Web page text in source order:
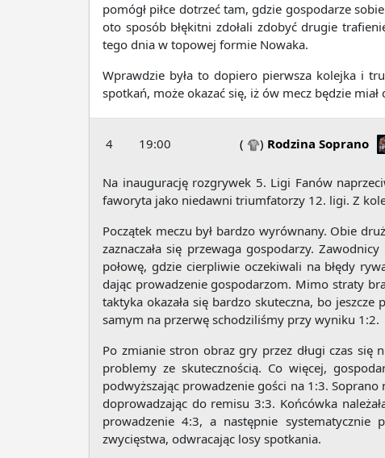
pomógł piłce dotrzeć tam, gdzie gospodarze
oto sposób błękitni zdołali zdobyć drugie
tego dnia w topowej formie Nowaka.
Wprawdzie była to dopiero pierwsza kolejka i
spotkań, może okazać się, iż ów mecz będzie
4 19:00 ( ) Rodzina Soprano
Na inaugurację rozgrywek 5. Ligi Fanów
faworyta jako niedawni triumfatorzy 12. ligi. Z
Początek meczu był bardzo wyrównany. Obie
zaznaczała się przewaga gospodarzy.
połowę, gdzie cierpliwie oczekiwali na błędy
dając prowadzenie gospodarzom. Mimo straty
taktyka okazała się bardzo skuteczna, bo
samym na przerwę schodziliśmy przy wyniku 1:2.
Po zmianie stron obraz gry przez długi czas się
problemy ze skutecznością. Co więcej,
podwyższając prowadzenie gości na 1:3.
doprowadzając do remisu 3:3. Końcówka
prowadzenie 4:3, a następnie systematycznie
zwycięstwa, odwracając losy spotkania.